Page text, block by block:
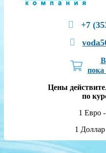
+7
пока
Цены
по
1 Евро
1